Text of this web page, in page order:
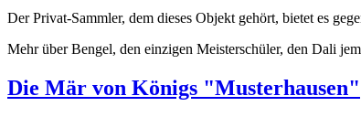
Der Privat-Sammler, dem dieses Objekt gehört, bietet es
Mehr über Bengel, den einzigen Meisterschüler, den Dali
Die Mär von Königs "Musterhausen"